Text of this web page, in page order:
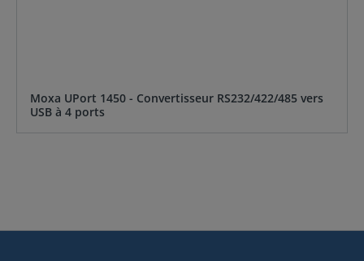
Moxa UPort 1450 - Convertisseur RS232/422/485 vers
USB à 4 ports